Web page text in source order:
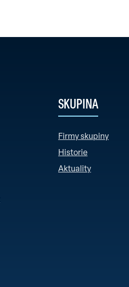
SKUPINA
Firmy skupiny
Historie
Aktuality